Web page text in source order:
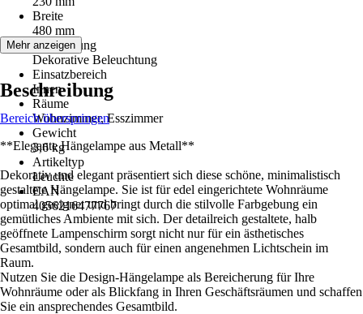
Breite
480 mm
Anwendung
Dekorative Beleuchtung
Einsatzbereich
Innen
Räume
Wohnzimmer, Esszimmer
Gewicht
3,6 kg
Artikeltyp
Leuchte
EAN
4056216477767
Mehr anzeigen
Beschreibung
Bereich überspringen
**Elegante Hängelampe aus Metall**
Dekorativ und elegant präsentiert sich diese schöne, minimalistisch
gestaltete Hängelampe. Sie ist für edel eingerichtete Wohnräume
optimal geeignet und bringt durch die stilvolle Farbgebung ein
gemütliches Ambiente mit sich. Der detailreich gestaltete, halb
geöffnete Lampenschirm sorgt nicht nur für ein ästhetisches
Gesamtbild, sondern auch für einen angenehmen Lichtschein im
Raum.
Nutzen Sie die Design-Hängelampe als Bereicherung für Ihre
Wohnräume oder als Blickfang in Ihren Geschäftsräumen und schaffen
Sie ein ansprechendes Gesamtbild.